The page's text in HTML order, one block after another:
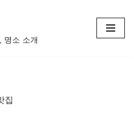
명소 소개
집